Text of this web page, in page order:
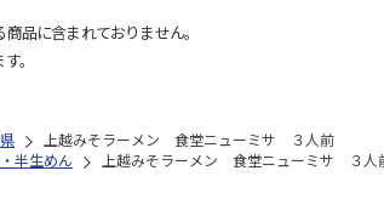
品に含まれておりません。
。
上越みそラーメン 食堂ニューミサ ３人前
半生めん 上越みそラーメン 食堂ニューミサ ３人